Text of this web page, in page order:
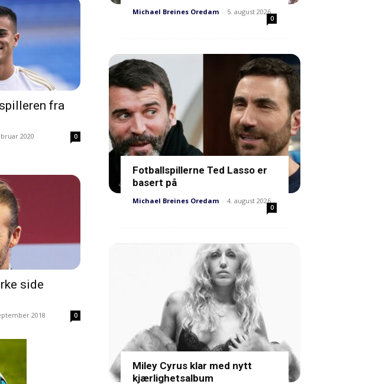
fra
2020 0
side
2018 0
Michael Breines Oredam - 5. august 2026
0
Fotballspillerne Ted Lasso er
basert på
Michael Breines Oredam - 4. august 2026
0
Miley Cyrus klar med nytt
kjærlighetsalbum